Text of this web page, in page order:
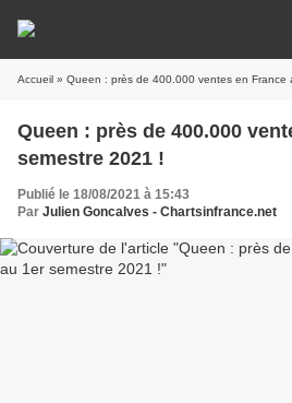
Accueil » Queen : près de 400.000 ventes en France
Queen : près de 400.000
semestre 2021 !
Publié le 18/08/2021 à 15:43
Par Julien Goncalves - Chartsinfrance.net